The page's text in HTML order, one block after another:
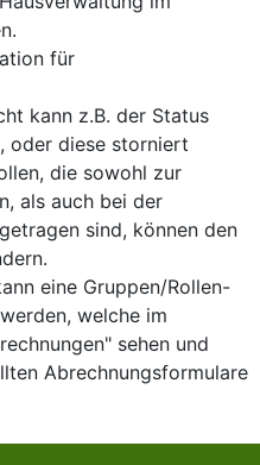
für
kann z.B. der Status
oder diese storniert
die sowohl zur
als auch bei der
sind, können den
eine Gruppen/Rollen-
welche im
sehen und
Abrechnungsformulare